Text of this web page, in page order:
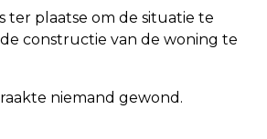
ter plaatse om de situatie te
constructie van de woning te
niemand gewond.